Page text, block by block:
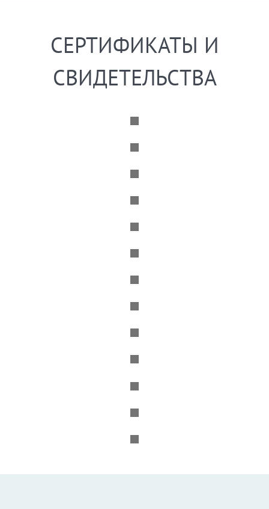
СЕРТИФИКАТЫ И
СВИДЕТЕЛЬСТВА